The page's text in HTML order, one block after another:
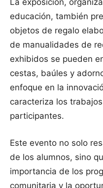
La exposición,
educación, también
objetos de regalo
de manualidades de
exhibidos se pueden
cestas, baúles y
enfoque en la
caracteriza los
participantes.
Este evento no solo
de los alumnos, sino
importancia de los
comunitaria y la